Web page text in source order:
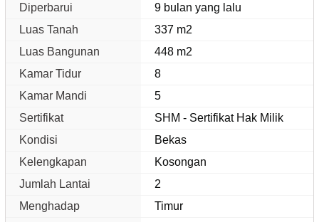
Diperbarui
9 bulan yang lalu
Luas Tanah
337 m2
Luas Bangunan
448 m2
Kamar Tidur
8
Kamar Mandi
5
Sertifikat
SHM - Sertifikat Hak Milik
Kondisi
Bekas
Kelengkapan
Kosongan
Jumlah Lantai
2
Menghadap
Timur